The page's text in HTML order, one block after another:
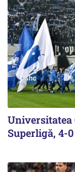
Superligă, 4-